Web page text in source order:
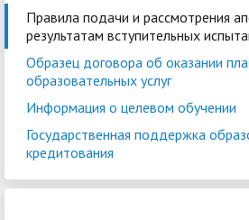
Правила подачи и рассмотрения
результатам вступительных
Образец договора об оказании
образовательных услуг
Информация о целевом обучении
Государственная поддержка
кредитования